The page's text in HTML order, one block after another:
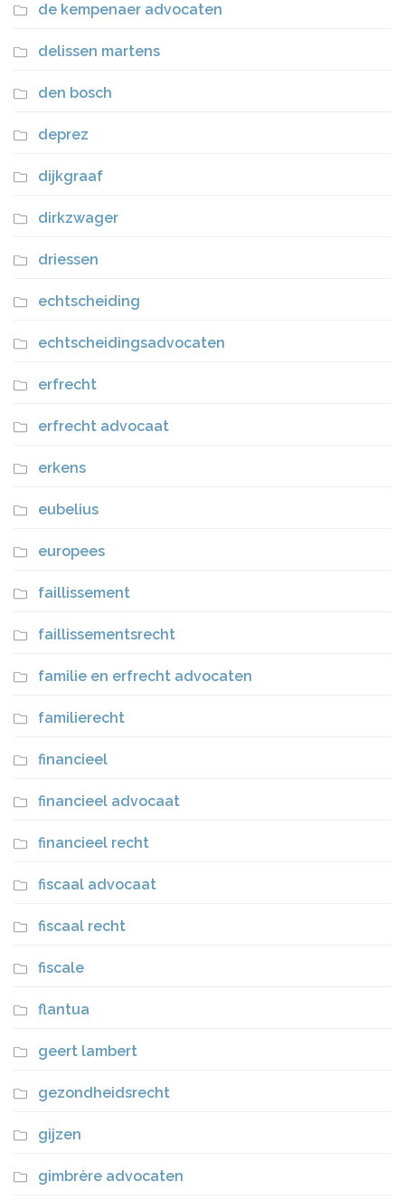
de kempenaer advocaten
delissen martens
den bosch
deprez
dijkgraaf
dirkzwager
driessen
echtscheiding
echtscheidingsadvocaten
erfrecht
erfrecht advocaat
erkens
eubelius
europees
faillissement
faillissementsrecht
familie en erfrecht advocaten
familierecht
financieel
financieel advocaat
financieel recht
fiscaal advocaat
fiscaal recht
fiscale
flantua
geert lambert
gezondheidsrecht
gijzen
gimbrère advocaten